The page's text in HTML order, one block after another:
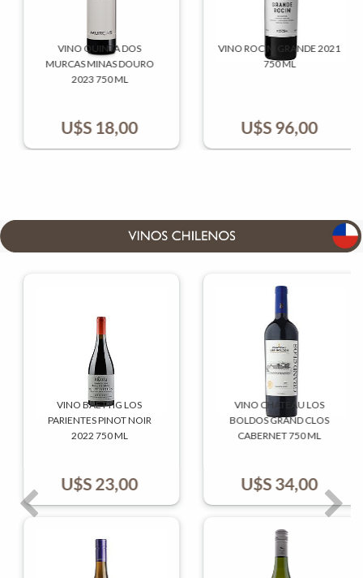
VINO QUINTA DOS
MURCAS MINAS DOURO
2023 750 ML
U$S18,00
VINO ROCIM GRANDE 2021
750 ML
U$S96,00
Previo
VINO BAETTIG LOS
PARIENTES PINOT NOIR
2022 750 ML
U$S23,00
VINO CHATEAU LOS
BOLDOS GRAND CLOS
CABERNET 750 ML
U$S34,00